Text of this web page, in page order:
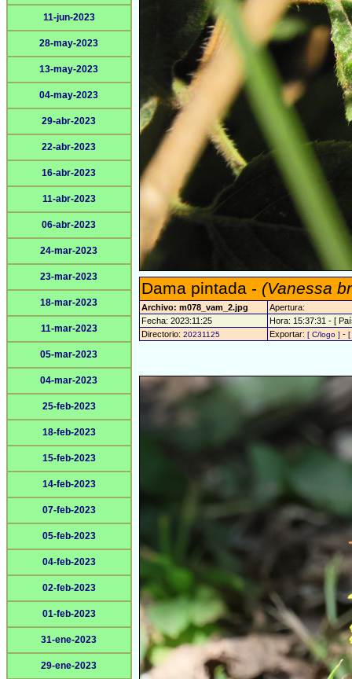
11-jun-2023
28-may-2023
13-may-2023
04-may-2023
29-abr-2023
22-abr-2023
16-abr-2023
11-abr-2023
06-abr-2023
24-mar-2023
23-mar-2023
18-mar-2023
11-mar-2023
05-mar-2023
04-mar-2023
25-feb-2023
18-feb-2023
15-feb-2023
14-feb-2023
07-feb-2023
05-feb-2023
04-feb-2023
02-feb-2023
01-feb-2023
31-ene-2023
29-ene-2023
Dama pintada - (Vanessa
Archivo: m078_vam_2.jpg
Apertura:
Fecha: 2023:11:25
Hora: 15:37:31 - [
Directorio: 20231125 Exportar: [ C/logo ] - [